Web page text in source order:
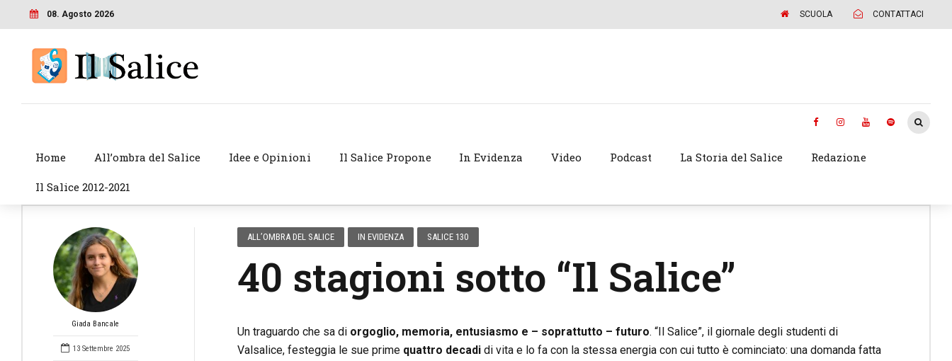
08. Agosto 2026 SCUOLA CONTATTACI
Home All’ombra del Salice Idee e Opinioni Il Salice Propone In Evidenza Video Podcast La Storia del Salice Redazione
Il Salice 2012-2021
Giada Bancale
13 Settembre 2025
ALL’OMBRA DEL SALICE IN EVIDENZA SALICE 130
40 stagioni sotto “Il Salice”
Un traguardo che sa di orgoglio, memoria, entusiasmo e – soprattutto – futuro. “Il Salice”, il giornale degli studenti di
Valsalice, festeggia le sue prime quattro decadidi vita e lo fa con la stessa energia con cui tutto è cominciato: una domanda fatta